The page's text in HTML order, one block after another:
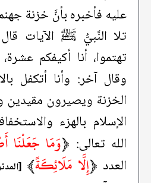
عليه فأخبره بأنَّ خزنة
تلا النَّبيُّ ﷺ الآيات
تهتموا، أنا أكيفكم
وقال آخر: وأنا أتكفل
الخزنة ويصيرون مقيدين
الإسلام بالهزء
الله تعالى: ﴿وَمَا جَعَلْنَا
العدد ﴿إِلَّا مَلَائِكَةً﴾ [المدثر: